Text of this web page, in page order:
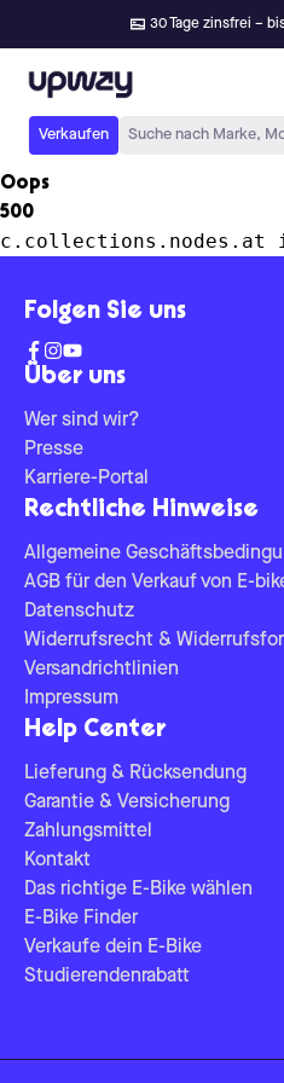
30 Tage zinsfrei –
Upway
Verkaufen Suche nach Marke,
Oops
500
c.collections.nodes.at
Über uns
Wer sind wir?
Presse
Karriere-Portal
Rechtliche Hinweise
Allgemeine
AGB für den Verkauf von E-
Datenschutz
Widerrufsrecht &
Versandrichtlinien
Impressum
Help Center
Lieferung & Rücksendung
Garantie & Versicherung
Zahlungsmittel
Kontakt
Das richtige E-Bike wählen
E-Bike Finder
Verkaufe dein E-Bike
Studierendenrabatt
Folgen Sie uns